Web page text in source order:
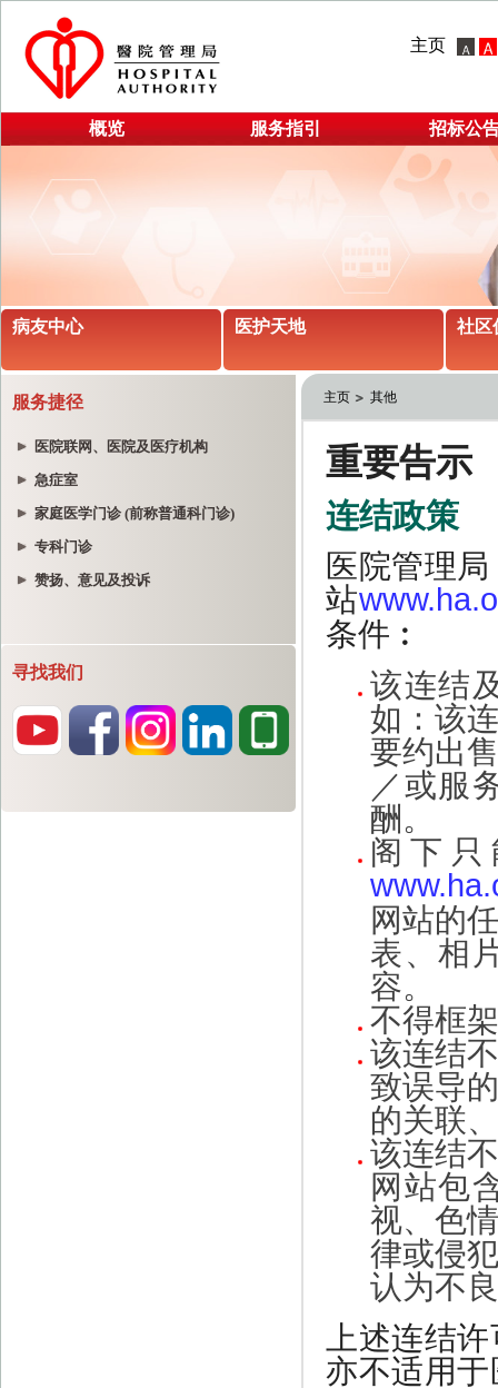
主页
概览 服务指引 招标公
病友中心 医护天地 社区
服务捷径
医院联网、医院及医疗机构
急症室
家庭医学门诊 (前称普通科门诊)
专科门诊
赞扬、意见及投诉
寻找我们
主页 其他